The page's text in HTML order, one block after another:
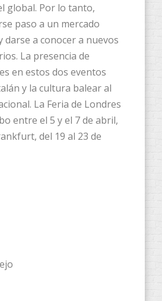
global. Por lo tanto,
paso a un mercado
darse a conocer a nuevos
La presencia de
en estos dos eventos
y la cultura balear al
La Feria de Londres
entre el 5 y el 7 de abril,
del 19 al 23 de